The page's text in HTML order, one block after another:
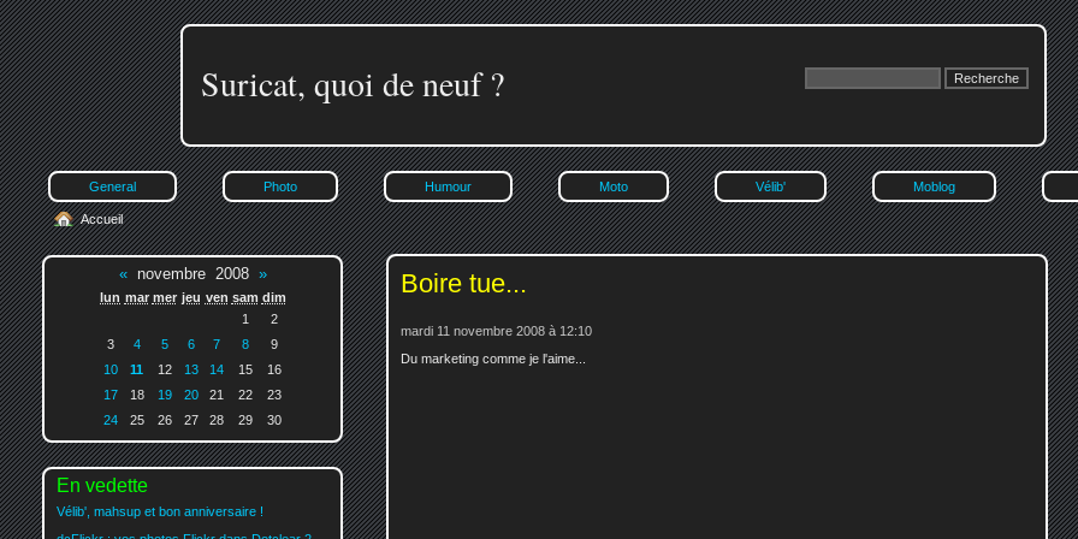
Suricat, quoi de neuf ?
General Photo Humour Moto Vélib' Moblog
Boire tue...
mardi 11 novembre 2008 à 12:10
Du marketing comme je l'aime...
Accueil
«novembre 2008 »
lun mar mer jeu ven sam dim
1
2
3
4 5 6 7 8
9
10
11 12 13 14 15
16
17
18 19 20 21 22
23
24
25 26 27 28 29 30
En vedette
Vélib', mahsup et bon anniversaire !